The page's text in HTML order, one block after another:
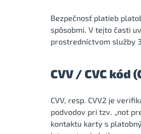
Bezpečnosť platieb
spôsobmi. V tejto časti
prostredníctvom služby
CVV / CVC kód
CVV, resp. CVV2 je
podvodov pri tzv. „not
kontaktu karty s